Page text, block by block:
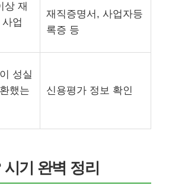
상 재
업
재직증명서, 사업자등
록증 등
성실
했는
신용평가 정보 확인
기 완벽 정리